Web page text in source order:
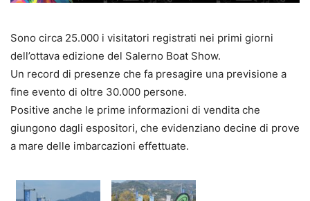
Sono circa 25.000 i visitatori registrati nei primi giorni
dell’ottava edizione del Salerno Boat Show.
Un record di presenze che fa presagire una previsione a
fine evento di oltre 30.000 persone.
Positive anche le prime informazioni di vendita che
giungono dagli espositori, che evidenziano decine di prove
a mare delle imbarcazioni effettuate.